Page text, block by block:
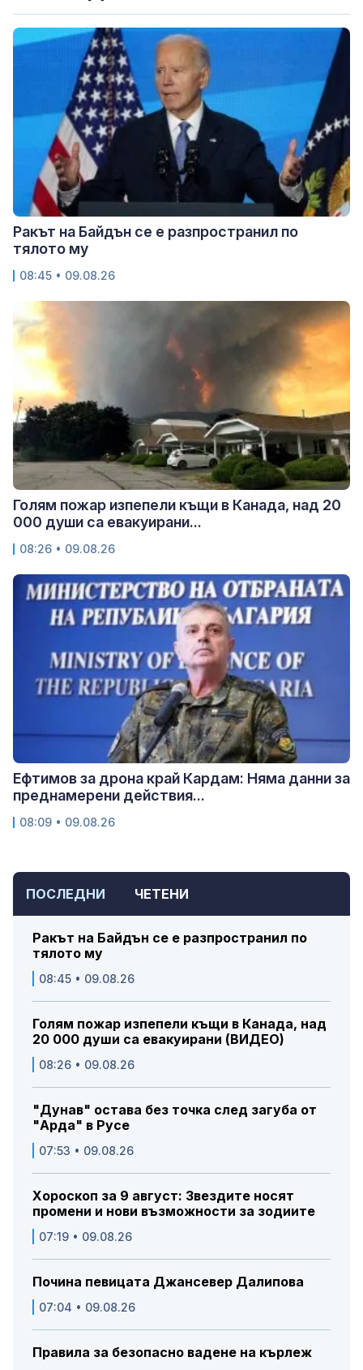
ПОСЛЕДНИ ЧЕТЕНИ
Ракът на Байдън се е разпространил по
тялото му
08:45 • 09.08.26
Голям пожар изпепели къщи в Канада, над
20 000 души са евакуирани (ВИДЕО)
08:26 • 09.08.26
"Дунав" остава без точка след загуба от
"Арда" в Русе
07:53 • 09.08.26
Хороскоп за 9 август: Звездите носят
промени и нови възможности за зодиите
07:19 • 09.08.26
Почина певицата Джансевер Далипова
07:04 • 09.08.26
Правила за безопасно вадене на кърлеж
Ракът на Байдън се е разпространил по
тялото му
08:45 • 09.08.26
Голям пожар изпепели къщи в Канада, над 20
000 души са евакуирани...
08:26 • 09.08.26
Ефтимов за дрона край Кардам: Няма данни за
преднамерени действия...
08:09 • 09.08.26